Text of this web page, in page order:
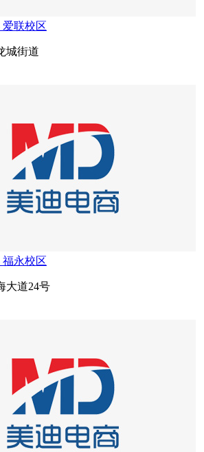
联校区
城街道
永校区
大道24号